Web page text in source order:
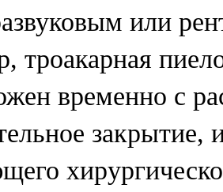
или
троакарная
временно с
закрытие,